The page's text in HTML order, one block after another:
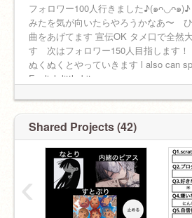
フォロワー100人行きました♪(๑ᴖ◡ᴖ๑
みたを気が向いたらやろうかなあ〜
曲をあげてます 宣伝OK タメ口で全然
す 次はフォロワー150人目指します！
ぬくぬくとやっていきます l also can
English little bit
Shared Projects (42)
‹